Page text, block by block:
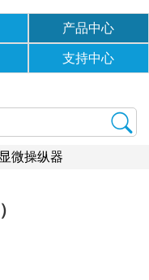
产品中心
支持中心
显微操纵器